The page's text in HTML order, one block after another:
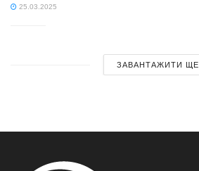
25.03.2025
ЗАВАНТАЖИТИ ЩЕ